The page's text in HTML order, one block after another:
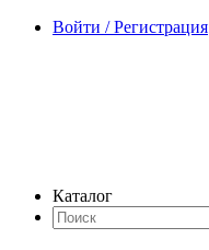
Войти / Регистрация
Каталог